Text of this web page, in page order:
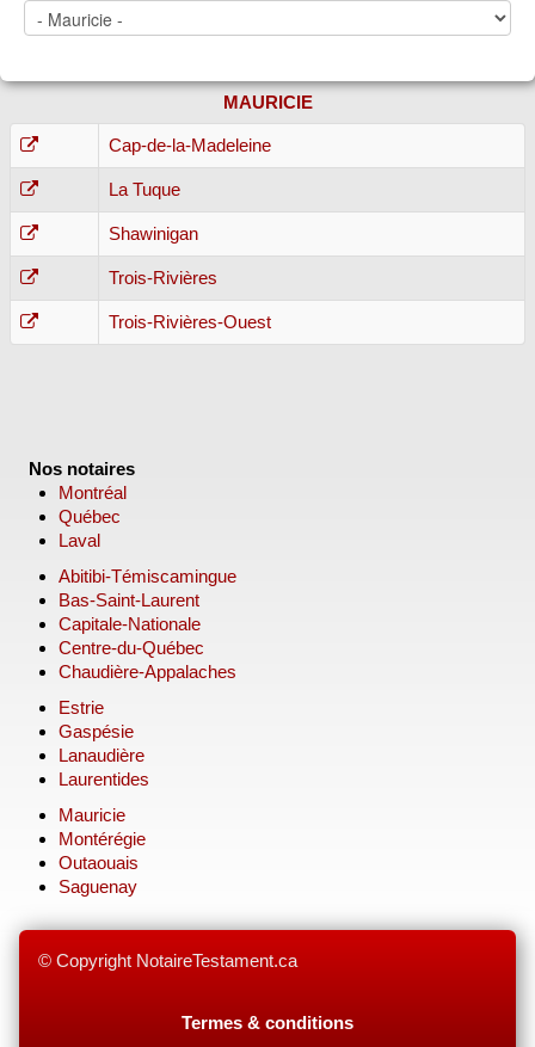
MAURICIE
Cap-de-la-Madeleine
La Tuque
Shawinigan
Trois-Rivières
Trois-Rivières-Ouest
Nos notaires
Montréal
Québec
Laval
Abitibi-Témiscamingue
Bas-Saint-Laurent
Capitale-Nationale
Centre-du-Québec
Chaudière-Appalaches
Estrie
Gaspésie
Lanaudière
Laurentides
Mauricie
Montérégie
Outaouais
Saguenay
© Copyright NotaireTestament.ca
Termes & conditions